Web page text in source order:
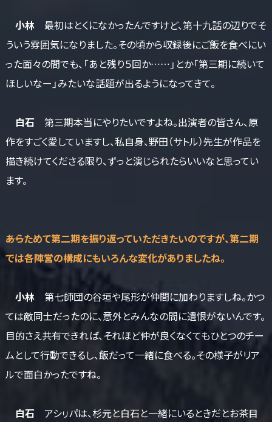
小林最初はとくになかったんですけど、第十九話の辺りでそ
ういう雰囲気になりました。その頃から収録後にご飯を食べにい
った面々の間でも、「あと残り５回か……」とか「第三期に続いて
ほしいなー」みたいな話題が出るようになってきて。
白石 第三期本当にやりたいですよね。出演者の皆さん、原
作をすごく愛していますし、私自身、野田（サトル）先生が作品を
描き続けてくださる限り、ずっと演じられたらいいなと思ってい
ます。
――あらためて第二期を振り返っていただきたいのですが、第二期
では各陣営の構成にもいろんな変化がありましたね。
小林第七師団の谷垣や尾形が仲間に加わりますしね。かつ
ては敵同士だったのに、意外とみんなの間に遺恨がないんです。
目的さえ共有できれば、それほど仲が良くなくてもひとつのチー
ムとして行動できるし、飯だって一緒に食べる。その様子がリア
ルで面白かったですね。
白石 アシㇼパは、杉元と白石と一緒にいるときだとお茶目